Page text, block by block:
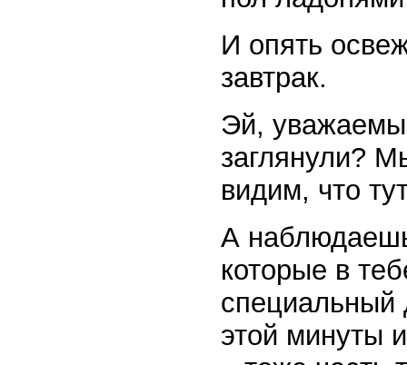
И опять
завтрак.
Эй,
заглянули?
видим, что
А
которые в
специальный
этой минуты